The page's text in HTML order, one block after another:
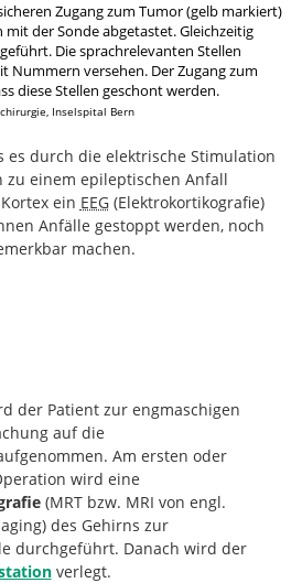
Zugang zum Tumor (gelb markiert)
mit der Sonde abgetastet. Gleichzeitig
Die sprachrelevanten Stellen
Nummern versehen. Der Zugang zum
diese Stellen geschont werden.
Inselspital Bern
es durch die elektrische Stimulation
einem epileptischen Anfall
ein EEG(Elektrokortikografie)
Anfälle gestoppt werden, noch
machen.
der Patient zur engmaschigen
auf die
Am ersten oder
wird eine
(MRT bzw. MRI von engl.
des Gehirns zur
durchgeführt. Danach wird der
verlegt.